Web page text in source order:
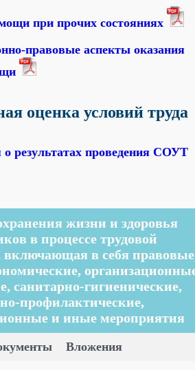
при прочих состояниях
правовые аспекты оказания
оценка условий труда
результатах проведения СОУТ
жизни и здоровья
в процессе трудовой
включающая в себя
санитарно-гигиенические,
профилактические,
и иные мероприятия
Вложения